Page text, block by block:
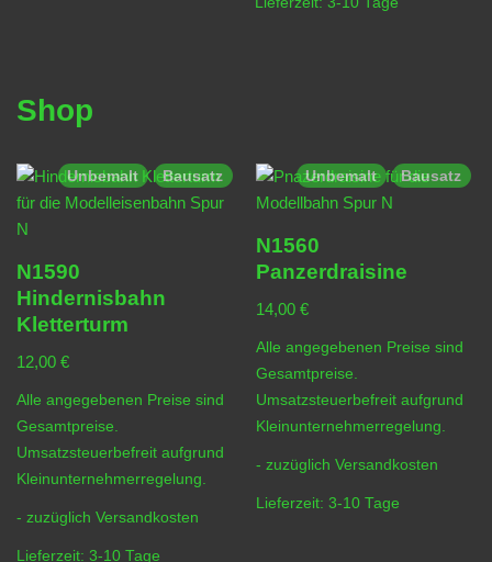
Shop
Unbemalt Bausatz
N1590
Hindernisbahn
Kletterturm
12,00 €
Alle angegebenen Preise sind
Gesamtpreise.
Umsatzsteuerbefreit aufgrund
Kleinunternehmerregelung.
- zuzüglich Versandkosten
Lieferzeit: 3-10 Tage
Unbemalt Bausatz
N1560
Panzerdraisine
14,00 €
Alle angegebenen Preise sind
Gesamtpreise.
Umsatzsteuerbefreit aufgrund
Kleinunternehmerregelung.
- zuzüglich Versandkosten
Lieferzeit: 3-10 Tage